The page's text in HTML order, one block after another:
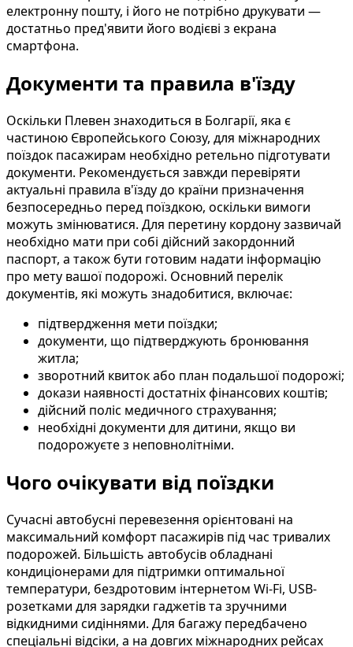
електронну пошту, і його не потрібно друкувати —
достатньо пред'явити його водієві з екрана
смартфона.
Документи та правила в'їзду
Оскільки Плевен знаходиться в Болгарії, яка є
частиною Європейського Союзу, для міжнародних
поїздок пасажирам необхідно ретельно підготувати
документи. Рекомендується завжди перевіряти
актуальні правила в'їзду до країни призначення
безпосередньо перед поїздкою, оскільки вимоги
можуть змінюватися. Для перетину кордону зазвичай
необхідно мати при собі дійсний закордонний
паспорт, а також бути готовим надати інформацію
про мету вашої подорожі. Основний перелік
документів, які можуть знадобитися, включає:
підтвердження мети поїздки;
документи, що підтверджують бронювання
житла;
зворотний квиток або план подальшої подорожі;
докази наявності достатніх фінансових коштів;
дійсний поліс медичного страхування;
необхідні документи для дитини, якщо ви
подорожуєте з неповнолітніми.
Чого очікувати від поїздки
Сучасні автобусні перевезення орієнтовані на
максимальний комфорт пасажирів під час тривалих
подорожей. Більшість автобусів обладнані
кондиціонерами для підтримки оптимальної
температури, бездротовим інтернетом Wi-Fi, USB-
розетками для зарядки гаджетів та зручними
відкидними сидіннями. Для багажу передбачено
спеціальні відсіки, а на довгих міжнародних рейсах